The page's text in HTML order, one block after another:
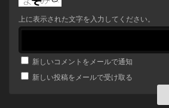
上に表示された文字を入力してください。
新しいコメントをメールで通知
新しい投稿をメールで受け取る